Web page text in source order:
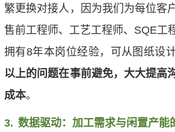
繁更换对接人，因为我们为每位客
售前工程师、工艺工程师、SQE工
拥有8年本岗位经验，可从图纸设
以上的问题在事前避免，大大提高
成本。
3. 数据驱动：加工需求与闲置产能